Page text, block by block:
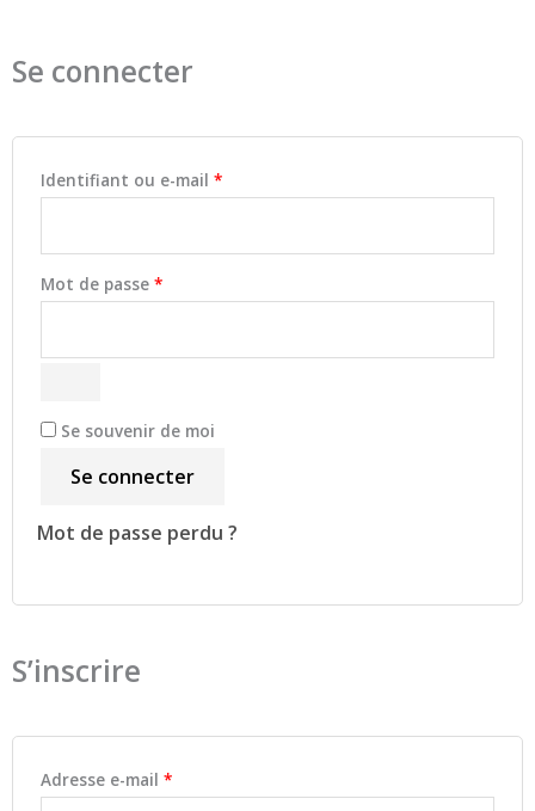
Se connecter
Identifiant ou e-mail *
Mot de passe *
Se souvenir de moi
Se connecter
Mot de passe perdu ?
S’inscrire
Adresse e-mail *